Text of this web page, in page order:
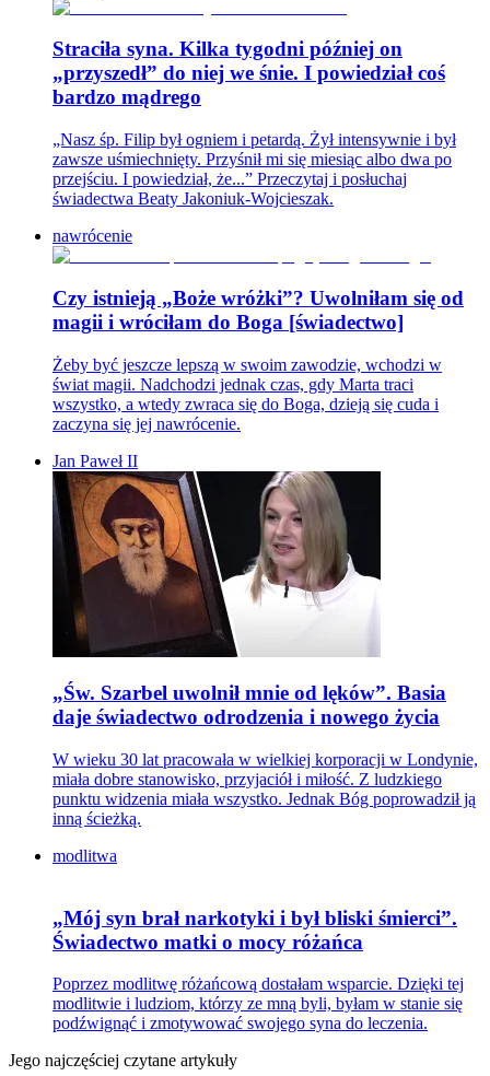
Straciła syna. Kilka tygodni później on
„przyszedł” do niej we śnie. I powiedział coś
bardzo mądrego
„Nasz śp. Filip był ogniem i petardą. Żył intensywnie i był
zawsze uśmiechnięty. Przyśnił mi się miesiąc albo dwa po
przejściu. I powiedział, że...” Przeczytaj i posłuchaj
świadectwa Beaty Jakoniuk-Wojcieszak.
nawrócenie
Czy istnieją „Boże wróżki”? Uwolniłam się od
magii i wróciłam do Boga [świadectwo]
Żeby być jeszcze lepszą w swoim zawodzie, wchodzi w
świat magii. Nadchodzi jednak czas, gdy Marta traci
wszystko, a wtedy zwraca się do Boga, dzieją się cuda i
zaczyna się jej nawrócenie.
Jan Paweł II
„Św. Szarbel uwolnił mnie od lęków”. Basia
daje świadectwo odrodzenia i nowego życia
W wieku 30 lat pracowała w wielkiej korporacji w Londynie,
miała dobre stanowisko, przyjaciół i miłość. Z ludzkiego
punktu widzenia miała wszystko. Jednak Bóg poprowadził ją
inną ścieżką.
modlitwa
„Mój syn brał narkotyki i był bliski śmierci”.
Świadectwo matki o mocy różańca
Poprzez modlitwę różańcową dostałam wsparcie. Dzięki tej
modlitwie i ludziom, którzy ze mną byli, byłam w stanie się
podźwignąć i zmotywować swojego syna do leczenia.
Jego najczęściej czytane artykuły